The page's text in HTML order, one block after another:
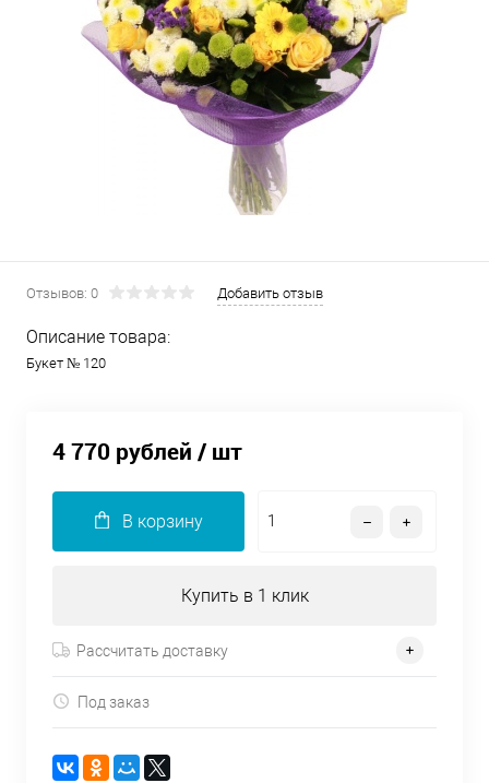
Отзывов: 0 Добавить отзыв
Описание товара:
Букет № 120
4 770 рублей / шт
В корзину
Купить в 1 клик
Рассчитать доставку
Под заказ